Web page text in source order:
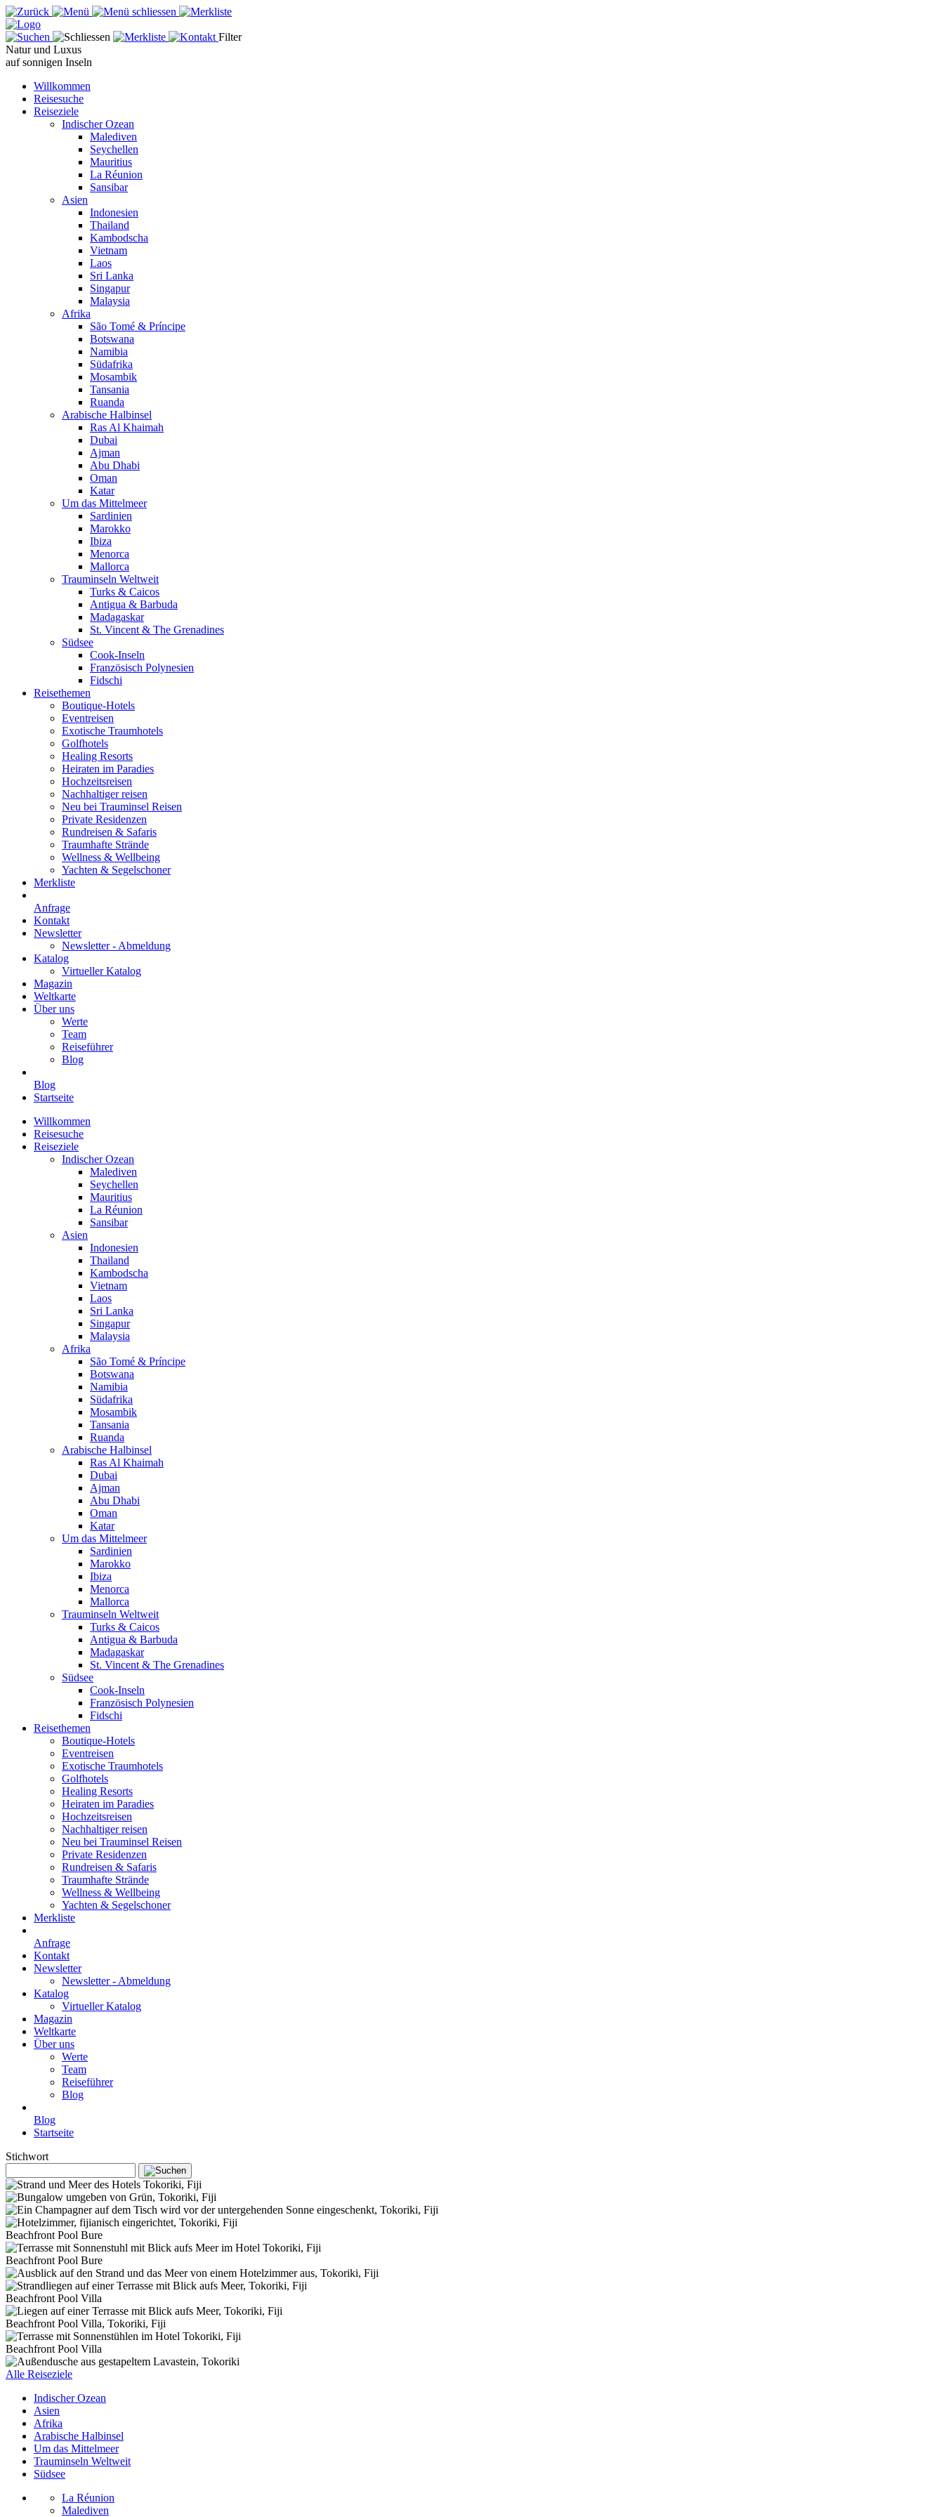
Filter
Natur und Luxus
auf sonnigen Inseln
Willkommen
Reisesuche
Reiseziele
Indischer Ozean
Malediven
Seychellen
Mauritius
La Réunion
Sansibar
Asien
Indonesien
Thailand
Kambodscha
Vietnam
Laos
Sri Lanka
Singapur
Malaysia
Afrika
São Tomé & Príncipe
Botswana
Namibia
Südafrika
Mosambik
Tansania
Ruanda
Arabische Halbinsel
Ras Al Khaimah
Dubai
Ajman
Abu Dhabi
Oman
Katar
Um das Mittelmeer
Sardinien
Marokko
Ibiza
Menorca
Mallorca
Trauminseln Weltweit
Turks & Caicos
Antigua & Barbuda
Madagaskar
St. Vincent & The Grenadines
Südsee
Cook-Inseln
Französisch Polynesien
Fidschi
Reisethemen
Boutique-Hotels
Eventreisen
Exotische Traumhotels
Golfhotels
Healing Resorts
Heiraten im Paradies
Hochzeitsreisen
Nachhaltiger reisen
Neu bei Trauminsel Reisen
Private Residenzen
Rundreisen & Safaris
Traumhafte Strände
Wellness & Wellbeing
Yachten & Segelschoner
Merkliste
Anfrage
Kontakt
Newsletter
Newsletter - Abmeldung
Katalog
Virtueller Katalog
Magazin
Weltkarte
Über uns
Werte
Team
Reiseführer
Blog
Blog
Startseite
Willkommen
Reisesuche
Reiseziele
Indischer Ozean
Malediven
Seychellen
Mauritius
La Réunion
Sansibar
Asien
Indonesien
Thailand
Kambodscha
Vietnam
Laos
Sri Lanka
Singapur
Malaysia
Afrika
São Tomé & Príncipe
Botswana
Namibia
Südafrika
Mosambik
Tansania
Ruanda
Arabische Halbinsel
Ras Al Khaimah
Dubai
Ajman
Abu Dhabi
Oman
Katar
Um das Mittelmeer
Sardinien
Marokko
Ibiza
Menorca
Mallorca
Trauminseln Weltweit
Turks & Caicos
Antigua & Barbuda
Madagaskar
St. Vincent & The Grenadines
Südsee
Cook-Inseln
Französisch Polynesien
Fidschi
Reisethemen
Boutique-Hotels
Eventreisen
Exotische Traumhotels
Golfhotels
Healing Resorts
Heiraten im Paradies
Hochzeitsreisen
Nachhaltiger reisen
Neu bei Trauminsel Reisen
Private Residenzen
Rundreisen & Safaris
Traumhafte Strände
Wellness & Wellbeing
Yachten & Segelschoner
Merkliste
Anfrage
Kontakt
Newsletter
Newsletter - Abmeldung
Katalog
Virtueller Katalog
Magazin
Weltkarte
Über uns
Werte
Team
Reiseführer
Blog
Blog
Startseite
Stichwort
Beachfront Pool Bure
Beachfront Pool Bure
Beachfront Pool Villa
Beachfront Pool Villa, Tokoriki, Fiji
Beachfront Pool Villa
Alle Reiseziele
Indischer Ozean
Asien
Afrika
Arabische Halbinsel
Um das Mittelmeer
Trauminseln Weltweit
Südsee
La Réunion
Malediven